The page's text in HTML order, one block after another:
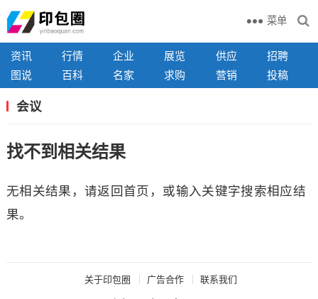
菜单
资讯 行情 企业 展览 供应
招聘
图说
百科 名家 求购 营销 投稿
会议
找不到相关结果
无相关结果，请返回首页，或输入关键字搜索相应结
果。
关于印包圈 广告合作 联系我们